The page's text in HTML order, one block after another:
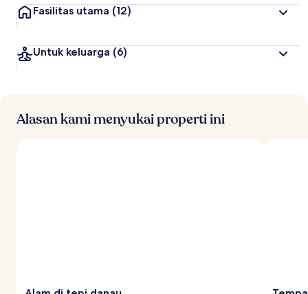
Fasilitas utama (12)
Untuk keluarga (6)
Alasan kami menyukai properti ini